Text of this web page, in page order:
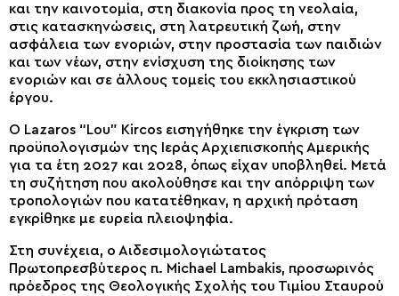
και την καινοτομία, στη διακονία προς τη νεολαία,
στις κατασκηνώσεις, στη λατρευτική ζωή, στην
ασφάλεια των ενοριών, στην προστασία των παιδιών
και των νέων, στην ενίσχυση της διοίκησης των
ενοριών και σε άλλους τομείς του εκκλησιαστικού
έργου.
Ο Lazaros “Lou” Kircos εισηγήθηκε την έγκριση των
προϋπολογισμών της Ιεράς Αρχιεπισκοπής Αμερικής
για τα έτη 2027 και 2028, όπως είχαν υποβληθεί. Μετά
τη συζήτηση που ακολούθησε και την απόρριψη των
τροπολογιών που κατατέθηκαν, η αρχική πρόταση
εγκρίθηκε με ευρεία πλειοψηφία.
Στη συνέχεια, ο Αιδεσιμολογιώτατος
Πρωτοπρεσβύτερος π. Michael Lambakis, προσωρινός
πρόεδρος της Θεολογικής Σχολής του Τιμίου Σταυρού